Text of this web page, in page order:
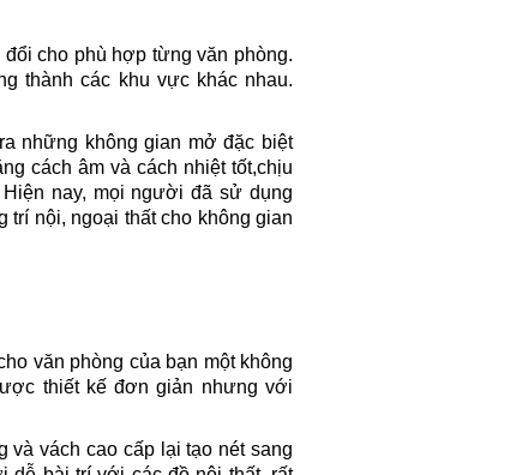
cho phù hợp từng văn phòng.
thành các khu vực khác nhau.
những không gian mở đặc biệt
cách âm và cách nhiệt tốt,chịu
nay, mọi người đã sử dụng
nội, ngoại thất cho không gian
văn phòng của bạn một không
thiết kế đơn giản nhưng với
vách cao cấp lại tạo nét sang